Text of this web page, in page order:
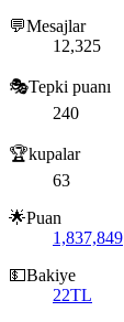
💬Mesajlar
12,325
🎭Tepki puanı
240
🏆kupalar
63
🌟Puan
1,837,849
💵Bakiye
22TL